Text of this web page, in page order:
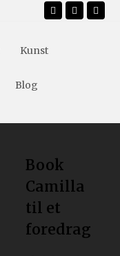
Facebook
Kunst
Blog
Book
Camilla
til et
foredrag